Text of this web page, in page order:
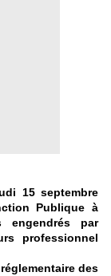
15 septembre
Publique à
par
professionnel
des